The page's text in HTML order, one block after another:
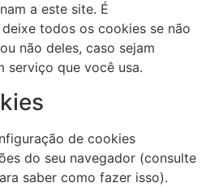
a este site. É
todos os cookies se não
não deles, caso sejam
serviço que você usa.
de cookies
do seu navegador (consulte
saber como fazer isso).